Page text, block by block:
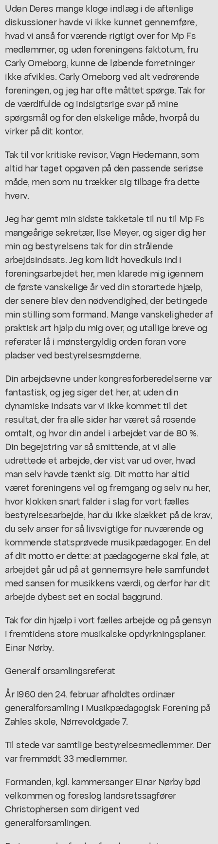
Uden Deres mange kloge indlæg i de aftenlige
diskussioner havde vi ikke kunnet gennemføre,
hvad vi anså for værende rigtigt over for Mp Fs
medlemmer, og uden foreningens faktotum, fru
Carly Orneborg, kunne de løbende forretninger
ikke afvikles. Carly Orneborg ved alt vedrørende
foreningen, og jeg har ofte måttet spørge. Tak for
de værdifulde og indsigtsrige svar på mine
spørgsmål og for den elskelige måde, hvorpå du
virker på dit kontor.
Tak til vor kritiske revisor, Vagn Hedemann, som
altid har taget opgaven på den passende seriøse
måde, men som nu trækker sig tilbage fra dette
hverv.
Jeg har gemt min sidste takketale til nu til Mp Fs
mangeårige sekretær, Ilse Meyer, og siger dig her
min og bestyrelsens tak for din strålende
arbejdsindsats. Jeg kom lidt hovedkuls ind i
foreningsarbejdet her, men klarede mig igennem
de første vanskelige år ved din storartede hjælp,
der senere blev den nødvendighed, der betingede
min stilling som formand. Mange vanskeligheder af
praktisk art hjalp du mig over, og utallige breve og
referater lå i mønstergyldig orden foran vore
pladser ved bestyrelsesmøderne.
Din arbejdsevne under kongresforberedelserne var
fantastisk, og jeg siger det her, at uden din
dynamiske indsats var vi ikke kommet til det
resultat, der fra alle sider har været så rosende
omtalt, og hvor din andel i arbejdet var de 80 %.
Din begejstring var så smittende, at vi alle
udrettede et arbejde, der vist var ud over, hvad
man selv havde tænkt sig. Dit motto har altid
været foreningens vel og fremgang og selv nu her,
hvor klokken snart falder i slag for vort fælles
bestyrelsesarbejde, har du ikke slækket på de krav,
du selv anser for så livsvigtige for nuværende og
kommende statsprøvede musikpædagoger. En del
af dit motto er dette: at pædagogerne skal føle, at
arbejdet går ud på at gennemsyre hele samfundet
med sansen for musikkens værdi, og derfor har dit
arbejde dybest set en social baggrund.
Tak for din hjælp i vort fælles arbejde og på gensyn
i fremtidens store musikalske opdyrkningsplaner.
Einar Nørby.
Generalf orsamlingsreferat
År I960 den 24. februar afholdtes ordinær
generalforsamling i Musikpædagogisk Forening på
Zahles skole, Nørrevoldgade 7.
Til stede var samtlige bestyrelsesmedlemmer. Der
var fremmødt 33 medlemmer.
Formanden, kgl. kammersanger Einar Nørby bød
velkommen og foreslog landsretssagfører
Christophersen som dirigent ved
generalforsamlingen.